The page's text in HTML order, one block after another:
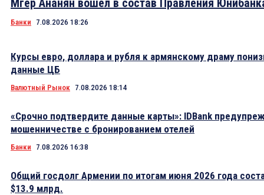
Банки 7.08.2026 18:26
Курсы евро, доллара и рубля к армянскому драму
данные ЦБ
Валютный Рынок 7.08.2026 18:14
«Срочно подтвердите данные карты»: IDBank
мошенничестве с бронированием отелей
Банки 7.08.2026 16:38
Общий госдолг Армении по итогам июня 2026 года
$13.9 млрд.